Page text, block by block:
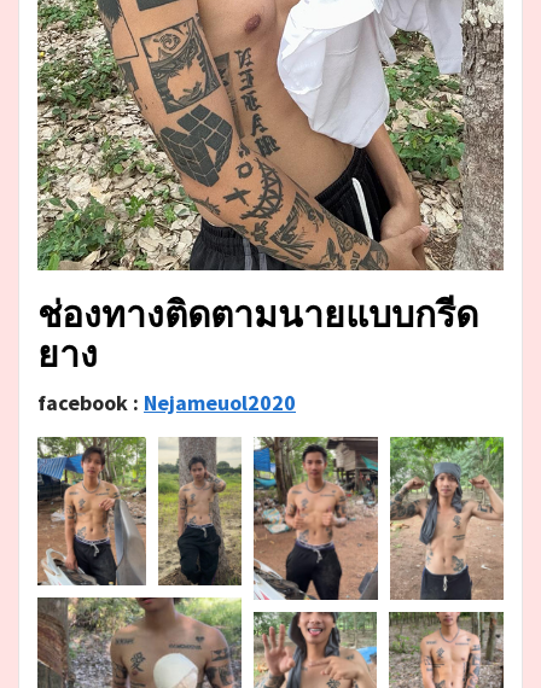
ช่องทางติดตามนายแบบกรีด
ยาง
facebook : Nejameuol2020